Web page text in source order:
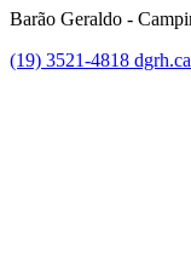
Barão Geraldo -
(19) 3521-4818